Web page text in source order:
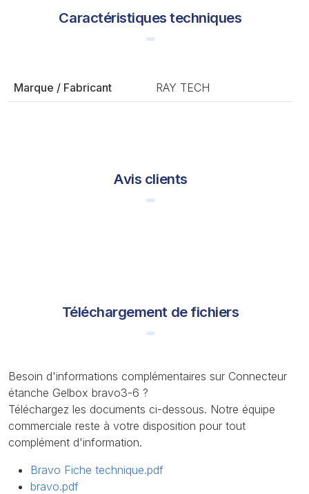
Caractéristiques techniques
Marque / Fabricant RAY TECH
Avis clients
Téléchargement de fichiers
Besoin d'informations complémentaires sur Connecteur
étanche Gelbox bravo3-6 ?
Téléchargez les documents ci-dessous. Notre équipe
commerciale reste à votre disposition pour tout
complément d'information.
Bravo Fiche technique.pdf
bravo.pdf